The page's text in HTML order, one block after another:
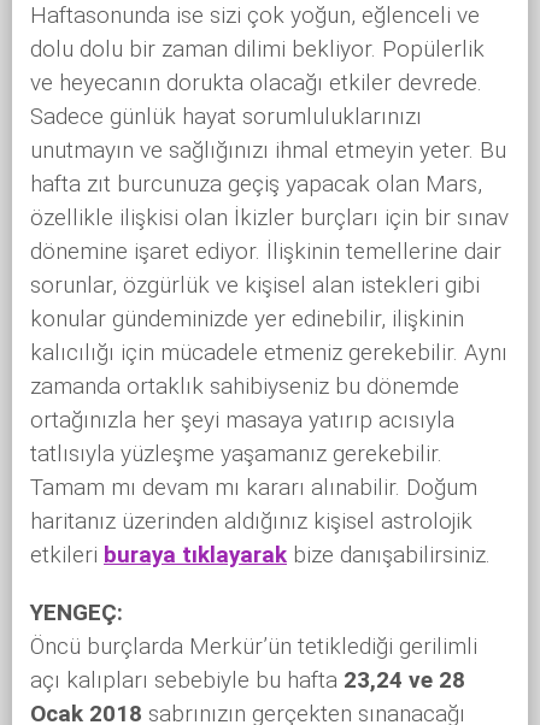
Haftasonunda ise sizi çok yoğun, eğlenceli ve
dolu dolu bir zaman dilimi bekliyor. Popülerlik
ve heyecanın dorukta olacağı etkiler devrede.
Sadece günlük hayat sorumluluklarınızı
unutmayın ve sağlığınızı ihmal etmeyin yeter. Bu
hafta zıt burcunuza geçiş yapacak olan Mars,
özellikle ilişkisi olan İkizler burçları için bir sınav
dönemine işaret ediyor. İlişkinin temellerine dair
sorunlar, özgürlük ve kişisel alan istekleri gibi
konular gündeminizde yer edinebilir, ilişkinin
kalıcılığı için mücadele etmeniz gerekebilir. Aynı
zamanda ortaklık sahibiyseniz bu dönemde
ortağınızla her şeyi masaya yatırıp acısıyla
tatlısıyla yüzleşme yaşamanız gerekebilir.
Tamam mı devam mı kararı alınabilir. Doğum
haritanız üzerinden aldığınız kişisel astrolojik
etkileri buraya tıklayarak bize danışabilirsiniz.
YENGEÇ:
Öncü burçlarda Merkür’ün tetiklediği gerilimli
açı kalıpları sebebiyle bu hafta 23,24 ve 28
Ocak 2018 sabrınızın gerçekten sınanacağı